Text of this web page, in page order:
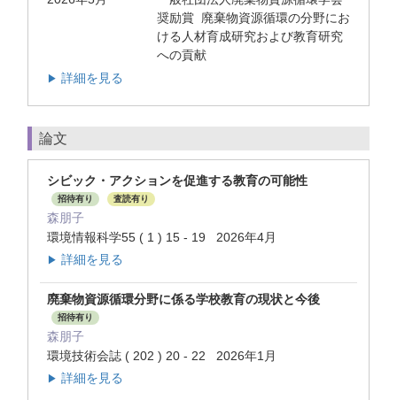
奨励賞 廃棄物資源循環の分野にお
ける人材育成研究および教育研究
への貢献
▶ 詳細を見る
論文
シビック・アクションを促進する教育の可能性
招待有り 査読有り
森朋子
環境情報科学55 ( 1 ) 15 - 19 2026年4月
▶ 詳細を見る
廃棄物資源循環分野に係る学校教育の現状と今後
招待有り
森朋子
環境技術会誌 ( 202 ) 20 - 22 2026年1月
▶ 詳細を見る